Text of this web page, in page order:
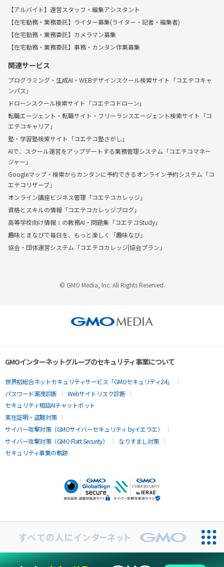
【アルバイト】運営スタッフ・編集アシスタント
【在宅勤務・業務委託】ライター募集(ライター・記者・編集者)
【在宅勤務・業務委託】カメラマン募集
【在宅勤務・業務委託】事務・カンタン作業募集
関連サービス
プログラミング・生成AI・WEBデザインスクール検索サイト「コエテコキャ
ンパス」
ドローンスクール検索サイト「コエテコドローン」
転職エージェント・転職サイト・フリーランスエージェント検索サイト「コ
エテコキャリア」
塾・学習塾検索サイト「コエテコ塾さがし」
AIで、スクール運営をアップデートする業務管理システム「コエテコマネー
ジャー」
Googleマップ・検索からカンタンに予約できるオンライン予約システム「コ
エテコリザーブ」
オンライン講座ビジネス管理「コエテコカレッジ」
資格とスキルの情報「コエテコカレッジブログ」
高等学校向け情報Ⅰの教務AI・問題集「コエテコStudy」
趣味とまなびで毎日を、もっと楽しく「趣味なび」
協会・団体運営システム「コエテコカレッジ|協会プラン」
© GMO Media, Inc. All Rights Reserved.
GMOインターネットグループのセキュリティ事業について
世界初総合ネットセキュリティサービス「GMOセキュリティ24」
パスワード漏洩診断
Webサイトリスク診断
セキュリティ相談AIチャットボット
実在証明・盗聴対策
サイバー攻撃対策（GMOサイバーセキュリティ byイエラエ）
サイバー攻撃対策（GMO Flatt Security）
なりすまし対策
セキュリティ事業の軌跡